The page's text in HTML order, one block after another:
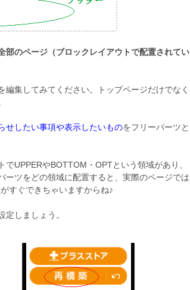
部のページ（ブロックレイアウトで配置されてい
集してみてください。トップページだけでなく
せしたい事項や表示したいものをフリーパーツと
UPPERやBOTTOM・OPTという領域があり、
ツをどの領域に配置すると、実際のページでは
すぐできちゃいますからね♪
しましょう。